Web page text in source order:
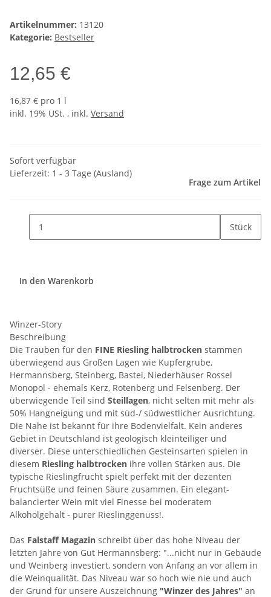
Artikelnummer: 13120
Kategorie: Bestseller
12,65 €
16,87 € pro 1 l
inkl. 19% USt. , inkl. Versand
Sofort verfügbar
Lieferzeit: 1 - 3 Tage (Ausland)
Frage zum Artikel
Stück
In den Warenkorb
Winzer-Story
Beschreibung
Die Trauben für den FINE Riesling halbtrocken stammen
überwiegend aus Großen Lagen wie Kupfergrube,
Hermannsberg, Steinberg, Bastei, Niederhäuser Rossel
Monopol - ehemals Kerz, Rotenberg und Felsenberg. Der
überwiegende Teil sind Steillagen, nicht selten mit mehr als
50% Hangneigung und mit süd-/ südwestlicher Ausrichtung.
Die Nahe ist bekannt für ihre Bodenvielfalt. Kein anderes
Gebiet in Deutschland ist geologisch kleinteiliger und
diverser. Diese unterschiedlichen Gesteinsarten spielen in
diesem Riesling halbtrocken ihre vollen Stärken aus. Die
typische Rieslingfrucht spielt perfekt mit der dezenten
Fruchtsüße und feinen Säure zusammen. Ein elegant-
balancierter Wein mit viel Finesse bei moderatem
Alkoholgehalt - purer Rieslinggenuss!.
Das Falstaff Magazin schreibt über das hohe Niveau der
letzten Jahre von Gut Hermannsberg: "...nicht nur in Gebäude
und Weinberg investiert, sondern von Anfang an vor allem in
die Weinqualität. Das Niveau war so hoch wie nie und auch
der Grund für unsere Auszeichnung "Winzer des Jahres" an